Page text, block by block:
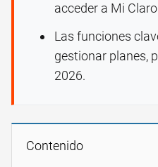
acceder a Mi
Las funciones
gestionar planes,
2026.
Contenido